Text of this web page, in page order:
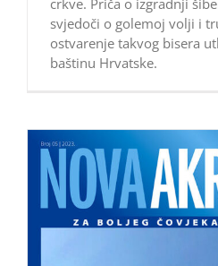
crkve. Priča o izgradnji
svjedoči o golemoj volji i
ostvarenje takvog bisera
baštinu Hrvatske.